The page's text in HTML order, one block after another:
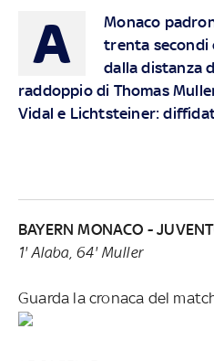
A
Monaco
trenta secondi
dalla distanza
raddoppio di Thomas
Vidal e Lichtsteiner:
BAYERN MONACO -
1' Alaba, 64' Muller
Guarda la cronaca del